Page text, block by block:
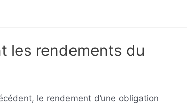
les rendements du
le rendement d’une obligation